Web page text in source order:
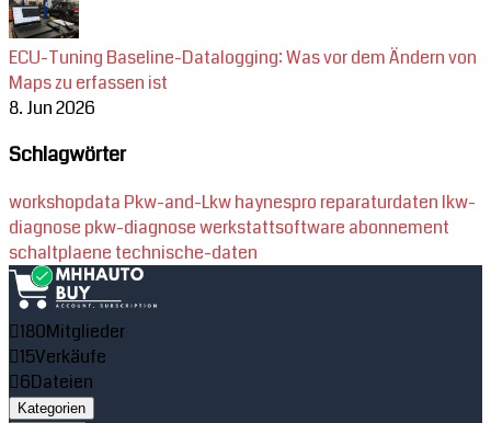
ECU-Tuning Baseline-Datalogging: Was vor dem Ändern von
Maps zu erfassen ist
8. Jun 2026
Schlagwörter
workshopdata Pkw-and-Lkwhaynespro reparaturdaten lkw-
diagnose pkw-diagnosewerkstattsoftware abonnement
schaltplaenetechnische-daten
180Mitglieder
15Verkäufe
6Dateien
Kategorien